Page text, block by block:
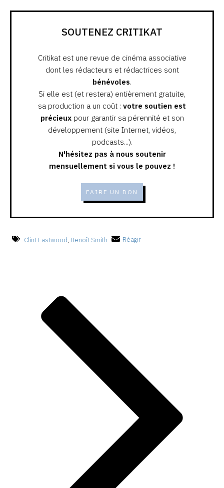
SOUTENEZ CRITIKAT
Critikat est une revue de cinéma associative
dont les rédacteurs et rédactrices sont
bénévoles.
Si elle est (et restera) entièrement gratuite,
sa production a un coût : votre soutien est
précieuxpour garantir sa pérennité et son
développement (site Internet, vidéos,
podcasts...).
N'hésitez pas à nous soutenir
mensuellement si vous le pouvez !
FAIRE UN DON
Clint Eastwood Benoît Smith Réagir